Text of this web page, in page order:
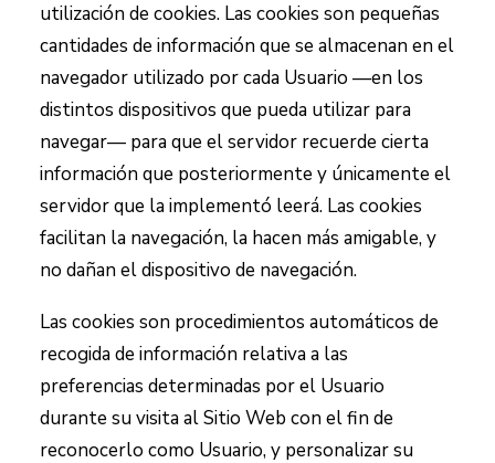
utilización de cookies. Las cookies son pequeñas
cantidades de información que se almacenan en el
navegador utilizado por cada Usuario —en los
distintos dispositivos que pueda utilizar para
navegar— para que el servidor recuerde cierta
información que posteriormente y únicamente el
servidor que la implementó leerá. Las cookies
facilitan la navegación, la hacen más amigable, y
no dañan el dispositivo de navegación.
Las cookies son procedimientos automáticos de
recogida de información relativa a las
preferencias determinadas por el Usuario
durante su visita al Sitio Web con el fin de
reconocerlo como Usuario, y personalizar su